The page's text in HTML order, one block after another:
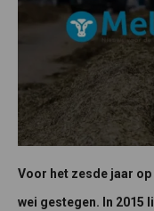
Voor het zesde jaar
wei gestegen. In 2015